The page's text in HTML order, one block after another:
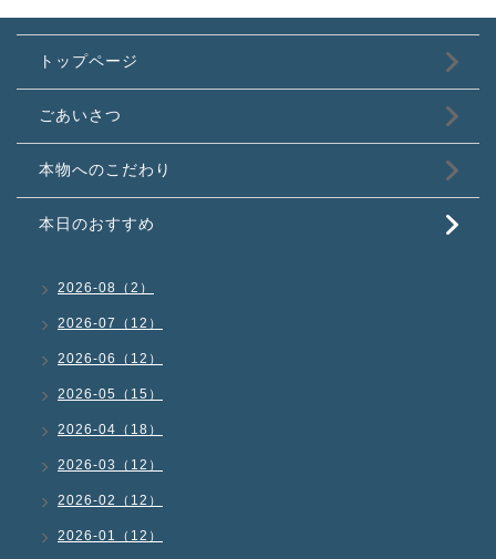
トップページ
ごあいさつ
本物へのこだわり
本日のおすすめ
2026-08（2）
2026-07（12）
2026-06（12）
2026-05（15）
2026-04（18）
2026-03（12）
2026-02（12）
2026-01（12）